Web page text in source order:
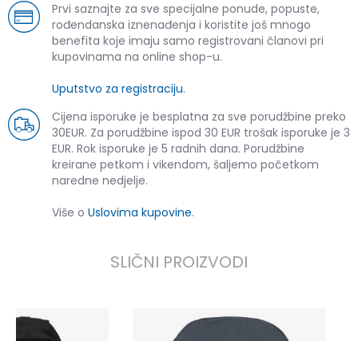
Prvi saznajte za sve specijalne ponude, popuste,
rođendanska iznenađenja i koristite još mnogo
benefita koje imaju samo registrovani članovi pri
kupovinama na online shop-u.
Uputstvo za registraciju.
Cijena isporuke je besplatna za sve porudžbine preko
30EUR. Za porudžbine ispod 30 EUR trošak isporuke je 3
EUR. Rok isporuke je 5 radnih dana. Porudžbine
kreirane petkom i vikendom, šaljemo početkom
naredne nedjelje.
Više o Uslovima kupovine.
SLIČNI PROIZVODI